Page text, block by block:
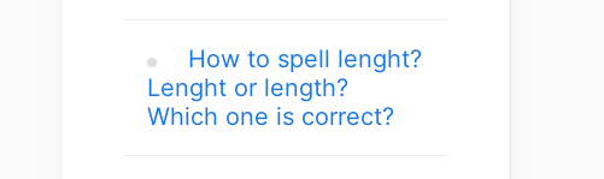
How to spell lenght?
Lenght or length?
Which one is correct?